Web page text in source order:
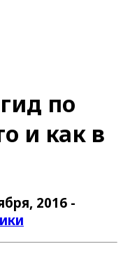
по
и как в
2016 -